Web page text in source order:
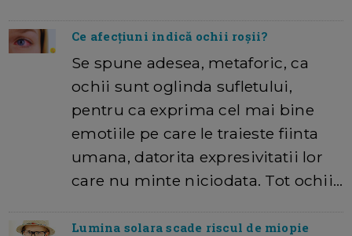
Ce afecțiuni indică ochii roșii?
Se spune adesea, metaforic, ca
ochii sunt oglinda sufletului,
pentru ca exprima cel mai bine
emotiile pe care le traieste fiinta
umana, datorita expresivitatii lor
care nu minte niciodata. Tot ochii…
Lumina solara scade riscul de miopie